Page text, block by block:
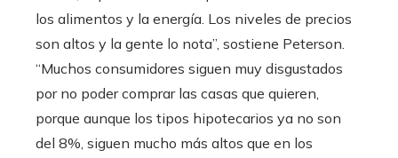
los alimentos y la energía. Los niveles de precios
son altos y la gente lo nota”, sostiene Peterson.
“Muchos consumidores siguen muy disgustados
por no poder comprar las casas que quieren,
porque aunque los tipos hipotecarios ya no son
del 8%, siguen mucho más altos que en los